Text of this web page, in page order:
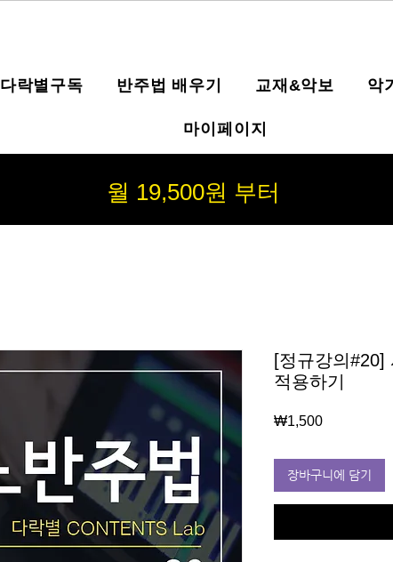
다락별구독 반주법 배우기 교재&악보 악
마이페이지
월 19,500원 부터
[정규강의#20]
적용하기
₩1,500가
장바구니에 담기